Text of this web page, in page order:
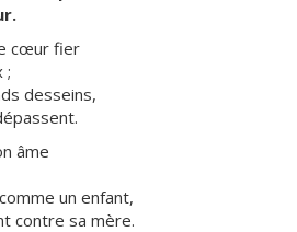
cœur fier
;
desseins,
âme
un enfant,
contre sa mère.